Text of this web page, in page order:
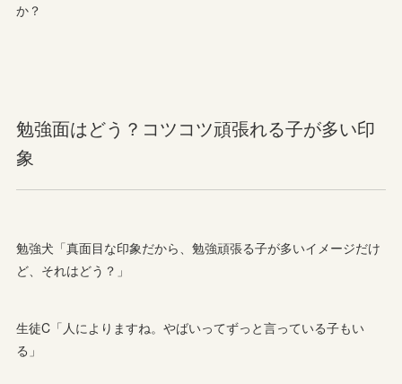
か？
勉強面はどう？コツコツ頑張れる子が多い印
象
勉強犬「真面目な印象だから、勉強頑張る子が多いイメージだけ
ど、それはどう？」
生徒C「人によりますね。やばいってずっと言っている子もい
る」